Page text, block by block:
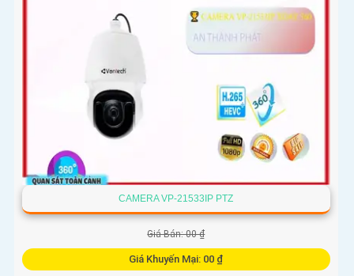
CAMERA VP-21533IP PTZ
Giá Bán: 00 ₫
Giá Khuyến Mại: 00 ₫